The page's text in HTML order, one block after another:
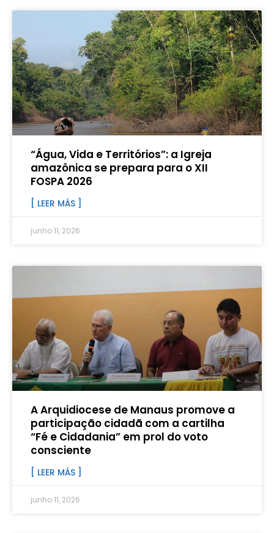
“Água, Vida e Territórios”: a Igreja
amazônica se prepara para o XII
FOSPA 2026
[ LEER MÁS ]
junho 11, 2026
A Arquidiocese de Manaus promove a
participação cidadã com a cartilha
“Fé e Cidadania” em prol do voto
consciente
[ LEER MÁS ]
junho 11, 2026